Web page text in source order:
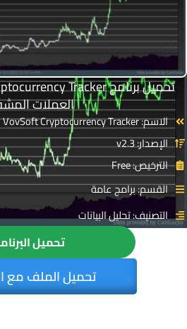
العملات
الاسم: VovSoft Cryptocurrency Tracker
الإصدار: v2.3
الترخيص: Free
القسم: برامج عامة
التصنيف: تحليل البيانات
تحميل
تحميل الملف مع